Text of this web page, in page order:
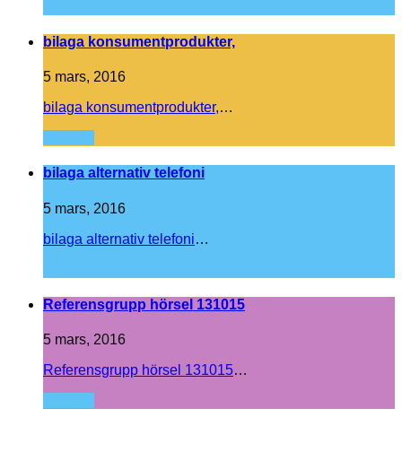
bilaga konsumentprodukter,
5 mars, 2016
bilaga konsumentprodukter,…
bilaga alternativ telefoni
5 mars, 2016
bilaga alternativ telefoni…
Referensgrupp hörsel 131015
5 mars, 2016
Referensgrupp hörsel 131015…